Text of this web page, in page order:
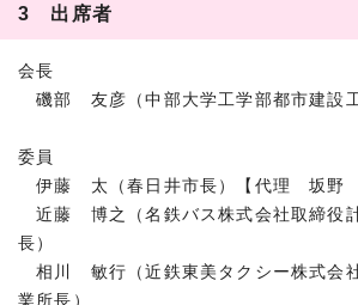
3 出席者
会長
磯部 友彦（中部大学工学部都市建設工
委員
伊藤 太（春日井市長）【代理 坂野
近藤 博之（名鉄バス株式会社取締役
長）
相川 敏行（近鉄東美タクシー株式会
業所長）